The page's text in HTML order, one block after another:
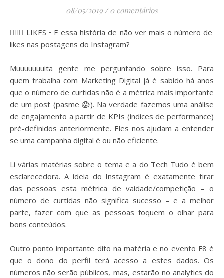
08/05/2019 / 0 comentários
🙅🏻‍♀️ LIKES • E essa história de não ver mais o número de
likes nas postagens do Instagram?
Muuuuuuuita gente me perguntando sobre isso. Para
quem trabalha com Marketing Digital já é sabido há anos
que o número de curtidas não é a métrica mais importante
de um post (pasme 😱). Na verdade fazemos uma análise
de engajamento a partir de KPIs (índices de performance)
pré-definidos anteriormente. Eles nos ajudam a entender
se uma campanha digital é ou não eficiente.
Li várias matérias sobre o tema e a do Tech Tudo é bem
esclarecedora. A ideia do Instagram é exatamente tirar
das pessoas esta métrica de vaidade/competição – o
número de curtidas não significa sucesso – e a melhor
parte, fazer com que as pessoas foquem o olhar para
bons conteúdos.
Outro ponto importante dito na matéria e no evento F8 é
que o dono do perfil terá acesso a estes dados. Os
números não serão públicos, mas, estarão no analytics do